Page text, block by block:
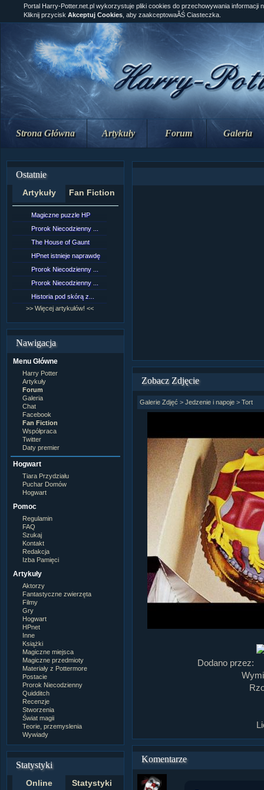
Strona Główna Artykuły Forum Galeria
Ostatnie
Artykuły Fan Fiction
Magiczne puzzle HP
Prorok Niecodzienny ...
The House of Gaunt
HPnet istnieje naprawdę
Prorok Niecodzienny ...
Prorok Niecodzienny ...
Historia pod skórą z...
>> Więcej artykułów! <<
Nawigacja
Menu Główne
Harry Potter
Artykuły
Forum
Galeria
Chat
Facebook
Fan Fiction
Współpraca
Twitter
Daty premier
Hogwart
Tiara Przydziału
Puchar Domów
Hogwart
Pomoc
Regulamin
FAQ
Szukaj
Kontakt
Redakcja
Izba Pamięci
Artykuły
Aktorzy
Fantastyczne zwierzęta
Filmy
Gry
Hogwart
HPnet
Inne
Książki
Magiczne miejsca
Magiczne przedmioty
Materiały z Pottermore
Postacie
Prorok Niecodzienny
Quidditch
Recenzje
Stworzenia
Świat magii
Teorie, przemyslenia
Wywiady
Statystyki
Online Statystyki
Portal Harry-Potter.net.pl wykorzystuje pliki cookies do przechowywania informacji
Kliknij przycisk Akceptuj Cookies , aby zaakceptowaĂŚ Ciasteczka.
Zobacz Zdjęcie
Galerie Zdjęć > Jedzenie i napoje> Tort
Dodano przez:
Komentarze